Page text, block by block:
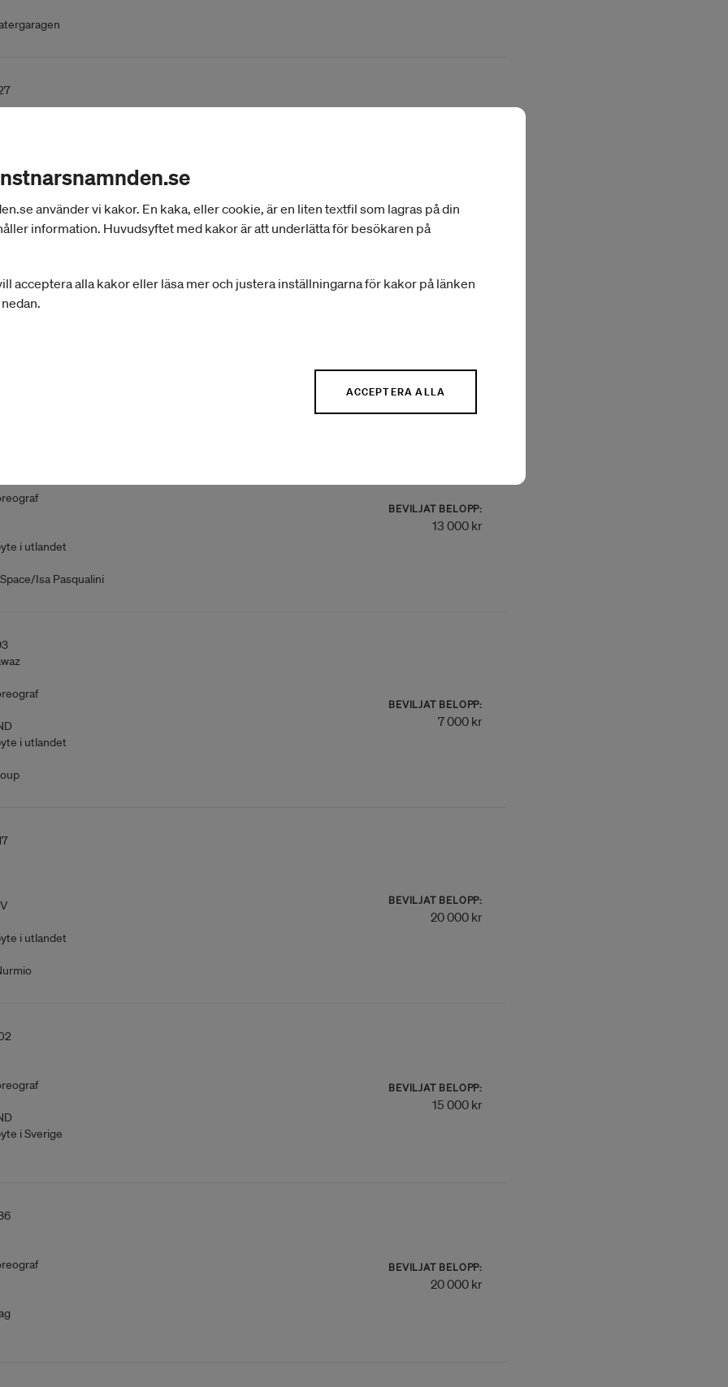
i utlandet
Isa Pasqualini
BEVILJAT BELOPP:
13 000 kr
i utlandet
BEVILJAT BELOPP:
7 000 kr
i utlandet
BEVILJAT BELOPP:
20 000 kr
i Sverige
BEVILJAT BELOPP:
15 000 kr
BEVILJAT BELOPP:
20 000 kr
använder vi kakor. En kaka, eller cookie, är en liten textfil som lagras på din
information. Huvudsyftet med kakor är att underlätta för besökaren på
acceptera alla kakor eller läsa mer och justera inställningarna för kakor på länken
ACCEPTERA ALLA